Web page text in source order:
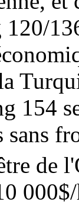
120/
154
sans
de